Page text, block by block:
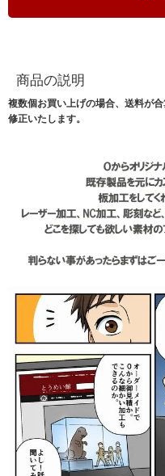
商品の説明
複数個お買い上げの場合、送料が
修正いたします。